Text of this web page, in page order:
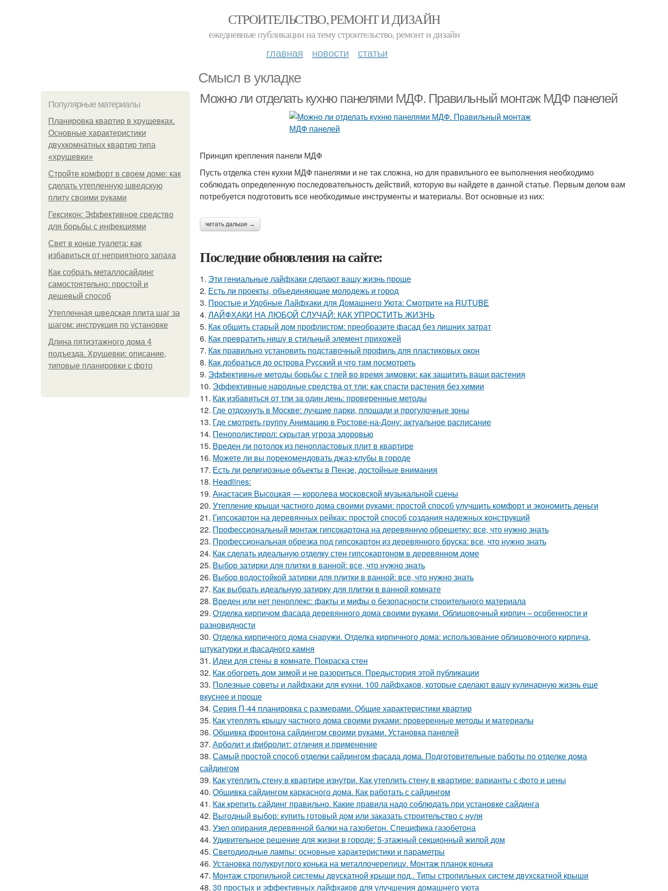
СТРОИТЕЛЬСТВО, РЕМОНТ И ДИЗАЙН
ежедневные публикации на тему строительство, ремонт и дизайн
главная новости статьи
Смысл в укладке
Популярные материалы
Планировка квартир в хрущевках.
Основные характеристики
двухкомнатных квартир типа
«хрущевки»
Стройте комфорт в своем доме: как
сделать утепленную шведскую
плиту своими руками
Гексикон: Эффективное средство
для борьбы с инфекциями
Свет в конце туалета: как
избавиться от неприятного запаха
Как собрать металлосайдинг
самостоятельно: простой и
дешевый способ
Утепленная шведская плита шаг за
шагом: инструкция по установке
Длина пятиэтажного дома 4
подъезда. Хрущевки: описание,
типовые планировки с фото
Можно ли отделать кухню панелями МДФ. Правильный монтаж МДФ панелей
Принцип крепления панели МДФ
Пусть отделка стен кухни МДФ панелями и не так сложна, но для правильного ее выполнения необходимо
соблюдать определенную последовательность действий, которую вы найдете в данной статье. Первым делом вам
потребуется подготовить все необходимые инструменты и материалы. Вот основные из них:
читать дальше →
Последние обновления на сайте:
1. Эти гениальные лайфхаки сделают вашу жизнь проще
2. Есть ли проекты, объединяющие молодежь и город
3. Простые и Удобные Лайфхаки для Домашнего Уюта: Смотрите на RUTUBE
4. ЛАЙФХАКИ НА ЛЮБОЙ СЛУЧАЙ: КАК УПРОСТИТЬ ЖИЗНЬ
5. Как обшить старый дом профлистом: преобразите фасад без лишних затрат
6. Как превратить нишу в стильный элемент прихожей
7. Как правильно установить подставочный профиль для пластиковых окон
8. Как добраться до острова Русский и что там посмотреть
9. Эффективные методы борьбы с тлей во время зимовки: как защитить ваши растения
10. Эффективные народные средства от тли: как спасти растения без химии
11. Как избавиться от тли за один день: проверенные методы
12. Где отдохнуть в Москве: лучшие парки, площади и прогулочные зоны
13. Где смотреть группу Анимацию в Ростове-на-Дону: актуальное расписание
14. Пенополистирол: скрытая угроза здоровью
15. Вреден ли потолок из пенопластовых плит в квартире
16. Можете ли вы порекомендовать джаз-клубы в городе
17. Есть ли религиозные объекты в Пензе, достойные внимания
18. Headlines:
19. Анастасия Высоцкая — королева московской музыкальной сцены
20. Утепление крыши частного дома своими руками: простой способ улучшить комфорт и экономить деньги
21. Гипсокартон на деревянных рейках: простой способ создания надежных конструкций
22. Профессиональный монтаж гипсокартона на деревянную обрешетку: все, что нужно знать
23. Профессиональная обрезка под гипсокартон из деревянного бруска: все, что нужно знать
24. Как сделать идеальную отделку стен гипсокартоном в деревянном доме
25. Выбор затирки для плитки в ванной: все, что нужно знать
26. Выбор водостойкой затирки для плитки в ванной: все, что нужно знать
27. Как выбрать идеальную затирку для плитки в ванной комнате
28. Вреден или нет пеноплекс: факты и мифы о безопасности строительного материала
29. Отделка кирпичом фасада деревянного дома своими руками. Облицовочный кирпич – особенности и
разновидности
30. Отделка кирпичного дома снаружи. Отделка кирпичного дома: использование облицовочного кирпича,
штукатурки и фасадного камня
31. Идеи для стены в комнате. Покраска стен
32. Как обогреть дом зимой и не разориться. Предыстория этой публикации
33. Полезные советы и лайфхаки для кухни. 100 лайфхаков, которые сделают вашу кулинарную жизнь еще
вкуснее и проще
34. Серия П-44 планировка с размерами. Общие характеристики квартир
35. Как утеплять крышу частного дома своими руками: проверенные методы и материалы
36. Обшивка фронтона сайдингом своими руками. Установка панелей
37. Арболит и фибролит: отличия и применение
38. Самый простой способ отделки сайдингом фасада дома. Подготовительные работы по отделке дома
сайдингом
39. Как утеплить стену в квартире изнутри. Как утеплить стену в квартире: варианты с фото и цены
40. Обшивка сайдингом каркасного дома. Как работать с сайдингом
41. Как крепить сайдинг правильно. Какие правила надо соблюдать при установке сайдинга
42. Выгодный выбор: купить готовый дом или заказать строительство с нуля
43. Узел опирания деревянной балки на газобетон. Специфика газобетона
44. Удивительное решение для жизни в городе: 5-этажный секционный жилой дом
45. Светодиодные лампы: основные характеристики и параметры
46. Установка полукруглого конька на металлочерепицу. Монтаж планок конька
47. Монтаж стропильной системы двускатной крыши под.. Типы стропильных систем двухскатной крыши
48. 30 простых и эффективных лайфхаков для улучшения домашнего уюта